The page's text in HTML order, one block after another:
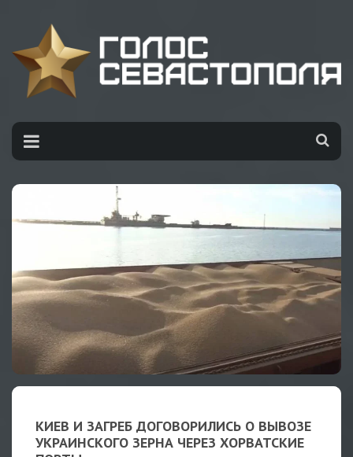
КИЕВ И ЗАГРЕБ ДОГОВОРИЛИСЬ О ВЫВОЗЕ
УКРАИНСКОГО ЗЕРНА ЧЕРЕЗ ХОРВАТСКИЕ